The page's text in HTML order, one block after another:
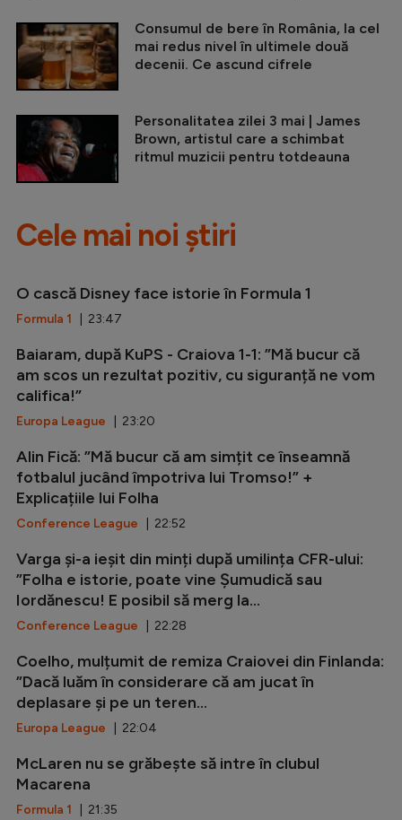
Consumul de bere în România, la cel
mai redus nivel în ultimele două
decenii. Ce ascund cifrele
Personalitatea zilei 3 mai | James
Brown, artistul care a schimbat
ritmul muzicii pentru totdeauna
Cele mai noi știri
O cască Disney face istorie în Formula 1
Formula 1 | 23:47
Baiaram, după KuPS - Craiova 1-1: ”Mă bucur că
am scos un rezultat pozitiv, cu siguranță ne vom
califica!”
Europa League | 23:20
Alin Fică: ”Mă bucur că am simțit ce înseamnă
fotbalul jucând împotriva lui Tromso!” +
Explicațiile lui Folha
Conference League | 22:52
Varga și-a ieșit din minți după umilința CFR-ului:
”Folha e istorie, poate vine Șumudică sau
Iordănescu! E posibil să merg la...
Conference League | 22:28
Coelho, mulțumit de remiza Craiovei din Finlanda:
”Dacă luăm în considerare că am jucat în
deplasare și pe un teren...
Europa League | 22:04
McLaren nu se grăbește să intre în clubul
Macarena
Formula 1 | 21:35